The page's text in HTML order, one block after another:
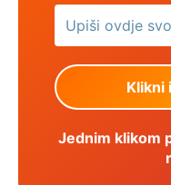
Jednim klikom